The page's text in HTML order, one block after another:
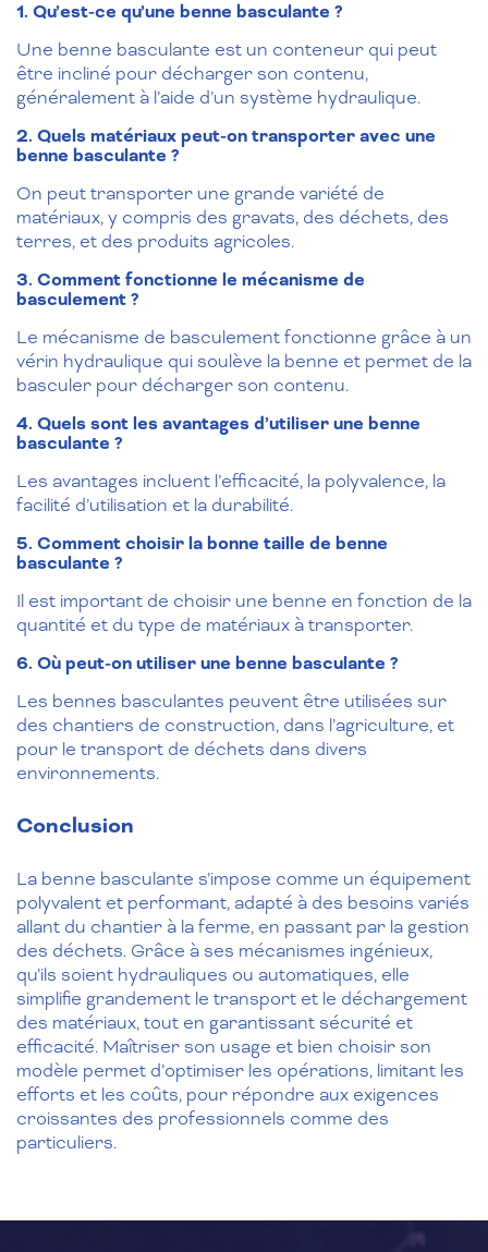
1. Qu’est-ce qu’une benne basculante ?
Une benne basculante est un conteneur qui peut
être incliné pour décharger son contenu,
généralement à l’aide d’un système hydraulique.
2. Quels matériaux peut-on transporter avec une
benne basculante ?
On peut transporter une grande variété de
matériaux, y compris des gravats, des déchets, des
terres, et des produits agricoles.
3. Comment fonctionne le mécanisme de
basculement ?
Le mécanisme de basculement fonctionne grâce à un
vérin hydraulique qui soulève la benne et permet de la
basculer pour décharger son contenu.
4. Quels sont les avantages d’utiliser une benne
basculante ?
Les avantages incluent l’efficacité, la polyvalence, la
facilité d’utilisation et la durabilité.
5. Comment choisir la bonne taille de benne
basculante ?
Il est important de choisir une benne en fonction de la
quantité et du type de matériaux à transporter.
6. Où peut-on utiliser une benne basculante ?
Les bennes basculantes peuvent être utilisées sur
des chantiers de construction, dans l’agriculture, et
pour le transport de déchets dans divers
environnements.
Conclusion
La benne basculante s’impose comme un équipement
polyvalent et performant, adapté à des besoins variés
allant du chantier à la ferme, en passant par la gestion
des déchets. Grâce à ses mécanismes ingénieux,
qu’ils soient hydrauliques ou automatiques, elle
simplifie grandement le transport et le déchargement
des matériaux, tout en garantissant sécurité et
efficacité. Maîtriser son usage et bien choisir son
modèle permet d’optimiser les opérations, limitant les
efforts et les coûts, pour répondre aux exigences
croissantes des professionnels comme des
particuliers.